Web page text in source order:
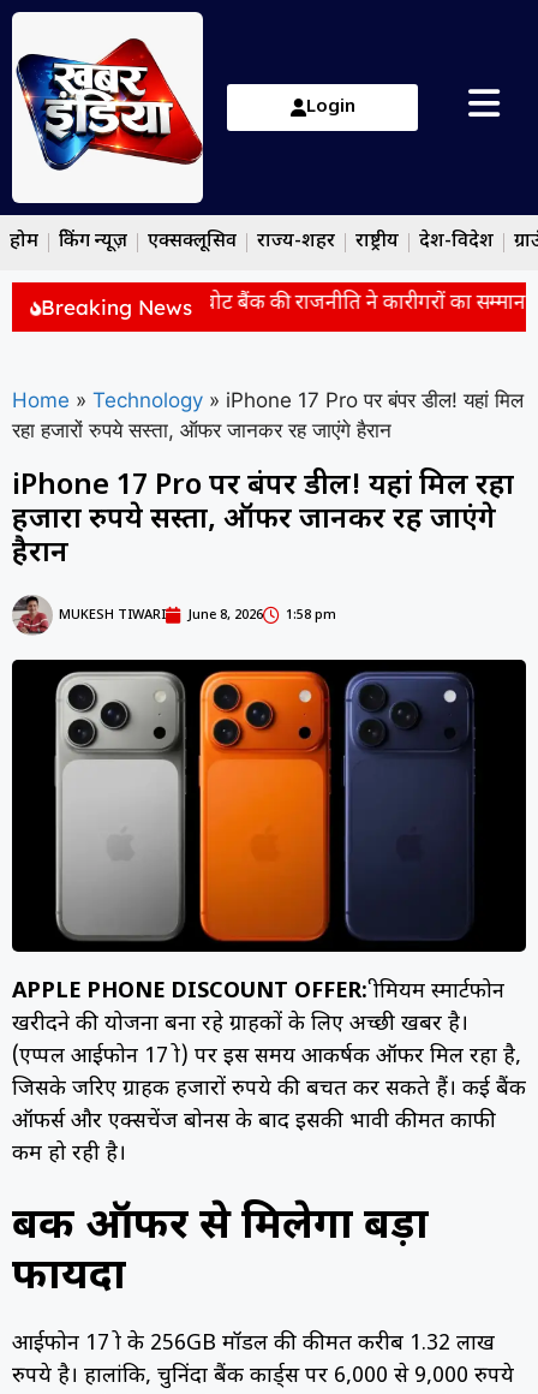
Login
होम ब्रेकिंग न्यूज़ एक्सक्लूसिव राज्य-शहर राष्ट्रीय देश-विदेश
Breaking News
का सपा पर तंज बोले- ‘वोट बैंक की राजनीति ने कारीगरों का सम्मान
Home » Technology » iPhone 17 Pro पर बंपर डील! यहां मिल
रहा हजारों रुपये सस्ता, ऑफर जानकर रह जाएंगे हैरान
iPhone 17 Pro पर बंपर डील! यहां मिल रहा
हजारों रुपये सस्ता, ऑफर जानकर रह जाएंगे
हैरान
MUKESH TIWARI June 8, 2026 1:58 pm
APPLE PHONE DISCOUNT OFFER:प्रीमियम स्मार्टफोन
खरीदने की योजना बना रहे ग्राहकों के लिए अच्छी खबर है।
(एप्पल आईफोन 17 प्रो) पर इस समय आकर्षक ऑफर मिल रहा है,
जिसके जरिए ग्राहक हजारों रुपये की बचत कर सकते हैं। कई बैंक
ऑफर्स और एक्सचेंज बोनस के बाद इसकी प्रभावी कीमत काफी
कम हो रही है।
बैंक ऑफर से मिलेगा बड़ा
फायदा
आईफोन 17 प्रो के 256GB मॉडल की कीमत करीब 1.32 लाख
रुपये है। हालांकि, चुनिंदा बैंक कार्ड्स पर 6,000 से 9,000 रुपये